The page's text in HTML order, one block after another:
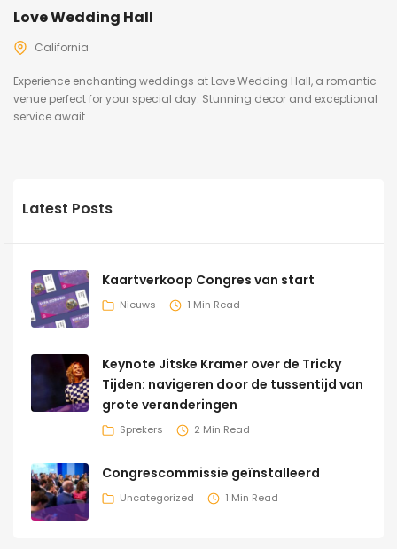
Love Wedding Hall
California
Experience enchanting weddings at Love Wedding Hall, a romantic
venue perfect for your special day. Stunning decor and exceptional
service await.
Latest Posts
Kaartverkoop Congres van start
Nieuws 1 Min Read
Keynote Jitske Kramer over de Tricky
Tijden: navigeren door de tussentijd van
grote veranderingen
Sprekers 2 Min Read
Congrescommissie geïnstalleerd
Uncategorized 1 Min Read